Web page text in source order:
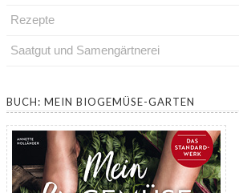
Rezepte
Saatgut und Samengärtnerei
BUCH: MEIN BIOGEMÜSE-GARTEN